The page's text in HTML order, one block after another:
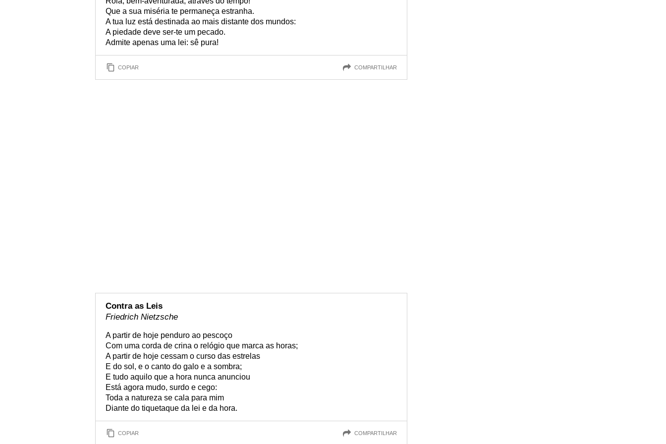
Que a sua miséria te permaneça estranha.
A tua luz está destinada ao mais distante dos mundos:
A piedade deve ser-te um pecado.
Admite apenas uma lei: sê pura!
COPIAR COMPARTILHAR
Contra as Leis
Friedrich Nietzsche
A partir de hoje penduro ao pescoço
Com uma corda de crina o relógio que marca as horas;
A partir de hoje cessam o curso das estrelas
E do sol, e o canto do galo e a sombra;
E tudo aquilo que a hora nunca anunciou
Está agora mudo, surdo e cego:
Toda a natureza se cala para mim
Diante do tiquetaque da lei e da hora.
COPIAR COMPARTILHAR